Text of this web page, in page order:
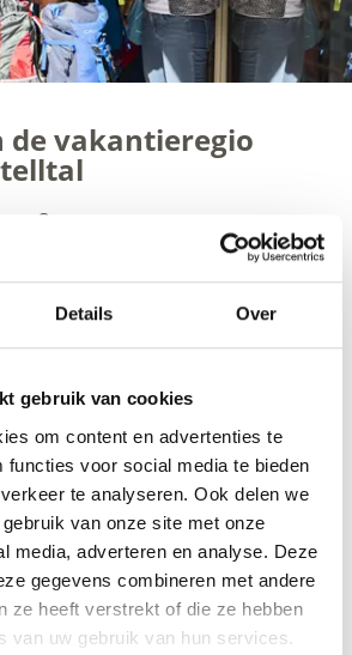
Details Over
gebruik van cookies
om content en advertenties te
functies voor social media te bieden
te analyseren. Ook delen we
van onze site met onze
media, adverteren en analyse. Deze
gegevens combineren met andere
ze heeft verstrekt of die ze hebben
van uw gebruik van hun services.
de vakantieregio
vakantiegangers een veelzijdig
speciaalzaken en andere
italiaanse mode en gezellige
om te gaan winkelen. In
en schoenen die je vindt er ook
zoals speck en kaas, de
de heerlijke "Vinschger Paarl".